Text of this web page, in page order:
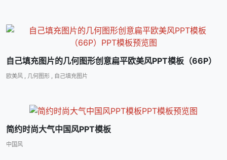
自己填充图片的几何图形创意扁平欧美风PPT模板（66P）
欧美风 , 几何图形 , 自己填充图片
简约时尚大气中国风PPT模板
中国风